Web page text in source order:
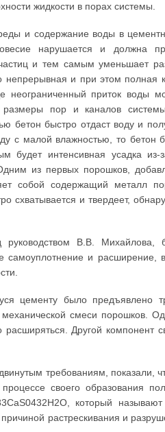
жидкости в порах системы.
и содержание воды в
нарушается и должна
и тем самым уменьшает
и при этом полная
неограниченный приток воды
размеры пор и каналов
бетон быстро отдаст воду и
малой влажностью, то бетон
будет интенсивная усадка из-
из первых порошков,
собой содержащий металл
схватывается и твердеет,
руководством В.В.
самоуплотнение и расширение,
цементу было предъявлено
смеси порошков.
расширяться. Другой компонент
требованиям, показали,
своего образования
который
растрескивания и